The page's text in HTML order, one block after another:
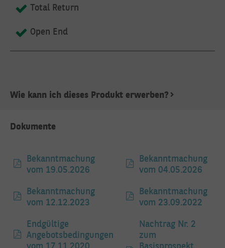
NACHRICHT SENDEN
Total Return
Open End
Wie kann ich dieses Produkt erwerben?
Dokumente
Bekanntmachung
vom 19.05.2026
Bekanntmachung
vom 04.05.2026
Bekanntmachung
vom 12.12.2023
Bekanntmachung
vom 23.09.2022
Endgültige
Angebotsbedingungen
vom 17.11.2020
Nachtrag Nr. 2
zum
Basisprospekt